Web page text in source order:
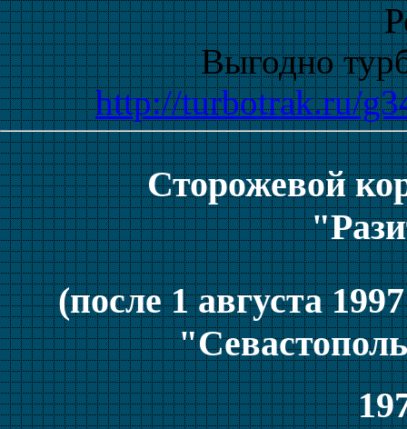
Выгодно
http://turbotrak.ru/
Сторожевой
(после 1 августа